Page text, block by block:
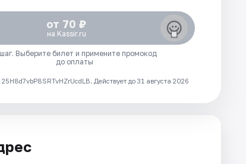
от 70 ₽
на Kassir.ru
Выберите билет и примените промокод
до оплаты
Действует до 31 августа 2026